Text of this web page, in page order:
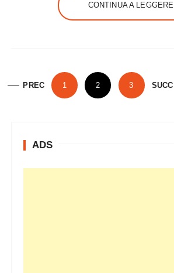
CONTINUA A LEGGERE
PREC 1 2 3 SUCC
ADS